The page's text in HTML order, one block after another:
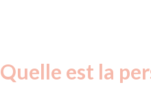
Quelle est la